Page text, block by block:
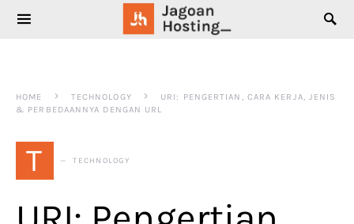
SEARCH FOR:
HOME TECHNOLOGY
URI: PENGERTIAN, CARA KERJA, JENIS
& PERBEDAANNYA DENGAN URL
T TECHNOLOGY